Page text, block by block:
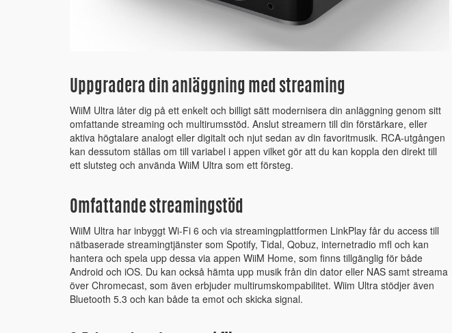
Uppgradera din anläggning med streaming
WiiM Ultra låter dig på ett enkelt och billigt sätt modernisera din anläggning genom sitt
omfattande streaming och multirumsstöd. Anslut streamern till din förstärkare, eller
aktiva högtalare analogt eller digitalt och njut sedan av din favoritmusik. RCA-utgången
kan dessutom ställas om till variabel i appen vilket gör att du kan koppla den direkt till
ett slutsteg och använda WiiM Ultra som ett försteg.
Omfattande streamingstöd
WiiM Ultra har inbyggt Wi-Fi 6 och via streamingplattformen LinkPlay får du access till
nätbaserade streamingtjänster som Spotify, Tidal, Qobuz, internetradio mfl och kan
hantera och spela upp dessa via appen WiiM Home, som finns tillgänglig för både
Android och iOS. Du kan också hämta upp musik från din dator eller NAS samt streama
över Chromecast, som även erbjuder multirumskompabilitet. Wiim Ultra stödjer även
Bluetooth 5.3 och kan både ta emot och skicka signal.